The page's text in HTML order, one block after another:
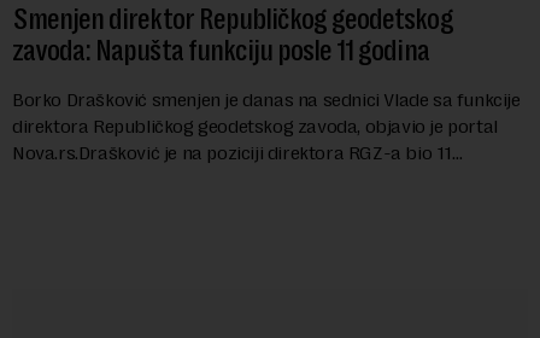
Smenjen direktor Republičkog geodetskog
zavoda: Napušta funkciju posle 11 godina
Borko Drašković smenjen je danas na sednici Vlade sa funkcije
direktora Republičkog geodetskog zavoda, objavio je portal
Nova.rs.Drašković je na poziciji direktora RGZ-a bio 11